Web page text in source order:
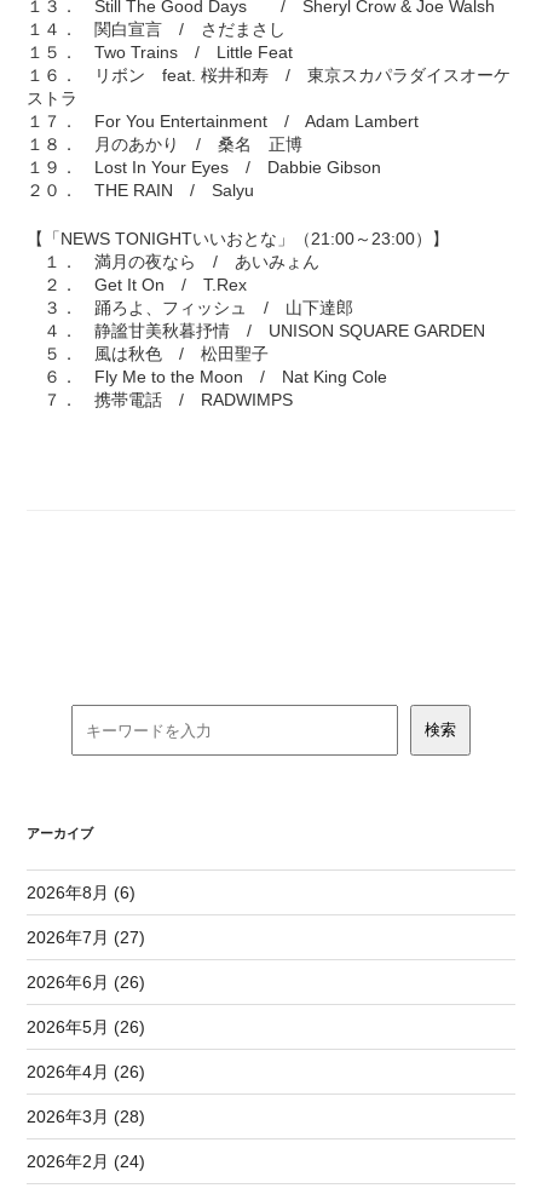
１３． Still The Good Days / Sheryl Crow & Joe Walsh
１４． 関白宣言 / さだまさし
１５． Two Trains / Little Feat
１６． リボン feat. 桜井和寿 / 東京スカパラダイスオーケ
ストラ
１７． For You Entertainment / Adam Lambert
１８． 月のあかり / 桑名 正博
１９． Lost In Your Eyes / Dabbie Gibson
２０． THE RAIN / Salyu
【「NEWS TONIGHTいいおとな」（21:00～23:00）】
１． 満月の夜なら / あいみょん
２． Get It On / T.Rex
３． 踊ろよ、フィッシュ / 山下達郎
４． 静謐甘美秋暮抒情 / UNISON SQUARE GARDEN
５． 風は秋色 / 松田聖子
６． Fly Me to the Moon / Nat King Cole
７． 携帯電話 / RADWIMPS
アーカイブ
2026年8月 (6)
2026年7月 (27)
2026年6月 (26)
2026年5月 (26)
2026年4月 (26)
2026年3月 (28)
2026年2月 (24)